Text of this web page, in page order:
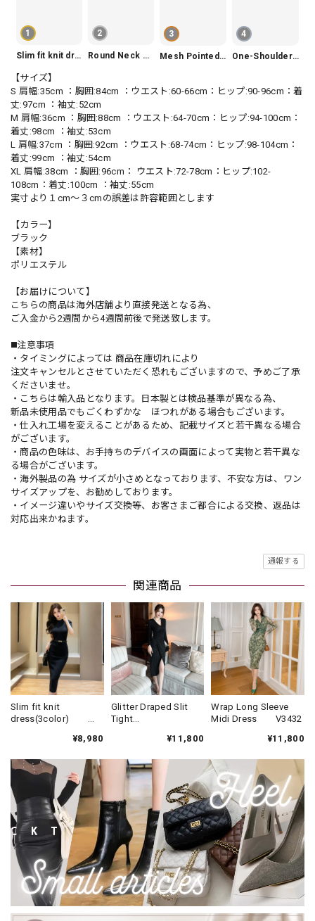
1
Slim fit knit dress(3color) V1330
2
Round Neck Tiered Sleeveless Dress V2290
3
Mesh Pointed Toe Pumps V165
4
One-Shoulder Slim-Fit Flattering Mermaid Skirt Dress V2295
【サイズ】
S 肩幅:35cm ：胸囲:84cm ：ウエスト:60-66cm：ヒップ:90-96cm：着
丈:97cm ：袖丈:52cm
M 肩幅:36cm ：胸囲:88cm ：ウエスト:64-70cm：ヒップ:94-100cm：
着丈:98cm ：袖丈:53cm
L 肩幅:37cm ：胸囲:92cm ：ウエスト:68-74cm：ヒップ:98-104cm：
着丈:99cm ：袖丈:54cm
XL 肩幅:38cm ：胸囲:96cm： ウエスト:72-78cm：ヒップ:102-
108cm：着丈:100cm ：袖丈:55cm
実寸より１cm〜３cmの誤差は許容範囲とします
【カラー】
ブラック
【素材】
ポリエステル
【お届けについて】
こちらの商品は海外店舗より直接発送となる為、
ご入金から2週間から4週間前後で発送致します。
◼️注意事項
・タイミングによっては 商品在庫切れにより
注文キャンセルとさせていただく恐れもございますので、予めご了承
くださいませ。
・こちらは輸入品となります。日本製とは検品基準が異なる為、
新品未使用品でもごくわずかな ほつれがある場合もございます。
・仕入れ工場を変えることがあるため、記載サイズと若干異なる場合
がございます。
・商品の色味は、お手持ちのデバイスの画面によって実物と若干異な
る場合がございます。
・海外製品の為 サイズが小さめとなっております、不安な方は、ワン
サイズアップを、お勧めしております。
・イメージ違いやサイズ交換等、お客さまご都合による交換、返品は
対応出来かねます。
通報する
関連商品
Slim fit knit
dress(3color)
¥8,980
Glitter Draped Slit
Tight
¥11,800
Wrap Long Sleeve
Midi Dress V3432
¥11,800